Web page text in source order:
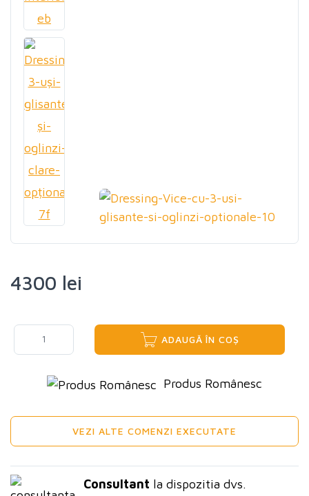
4300 lei
ADAUGĂ ÎN COȘ
Produs Românesc
VEZI ALTE COMENZI EXECUTATE
Consultant la dispozitia dvs.